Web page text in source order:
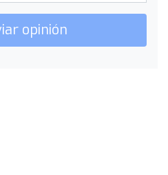
opinión